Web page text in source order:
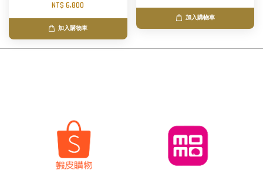
NT$ 6,800
加入購物車
加入購物車